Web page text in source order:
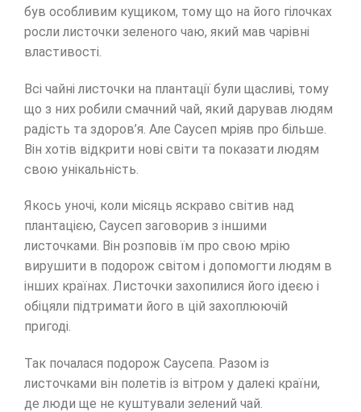
був особливим кущиком, тому що на його гілочках
росли листочки зеленого чаю, який мав чарівні
властивості.
Всі чайні листочки на плантації були щасливі, тому
що з них робили смачний чай, який дарував людям
радість та здоров’я. Але Саусеп мріяв про більше.
Він хотів відкрити нові світи та показати людям
свою унікальність.
Якось уночі, коли місяць яскраво світив над
плантацією, Саусеп заговорив з іншими
листочками. Він розповів їм про свою мрію
вирушити в подорож світом і допомогти людям в
інших країнах. Листочки захопилися його ідеєю і
обіцяли підтримати його в цій захоплюючій
пригоді.
Так почалася подорож Саусепа. Разом із
листочками він полетів із вітром у далекі країни,
де люди ще не куштували зелений чай.